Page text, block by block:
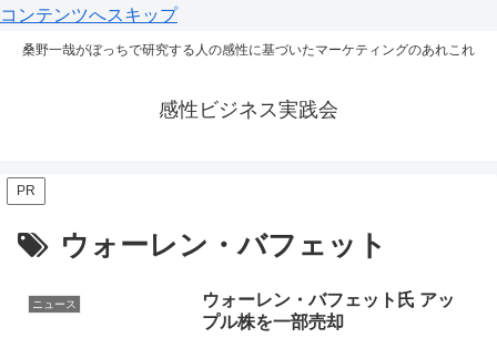
コンテンツへスキップ
桑野一哉がぼっちで研究する人の感性に基づいたマーケティングのあれこれ
感性ビジネス実践会
PR
ウォーレン・バフェット
ニュース
ウォーレン・バフェット氏 アッ
プル株を一部売却